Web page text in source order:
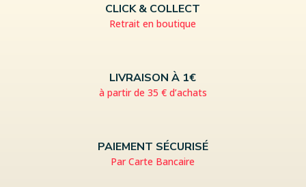
CLICK & COLLECT
Retrait en boutique
LIVRAISON À 1€
à partir de 35 € d’achats
PAIEMENT SÉCURISÉ
Par Carte Bancaire